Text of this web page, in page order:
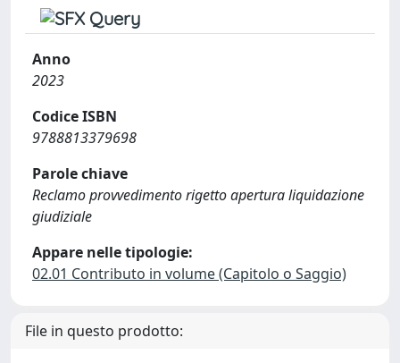
Anno
2023
Codice ISBN
9788813379698
Parole chiave
Reclamo provvedimento rigetto apertura liquidazione
giudiziale
Appare nelle tipologie:
02.01 Contributo in volume (Capitolo o Saggio)
File in questo prodotto: